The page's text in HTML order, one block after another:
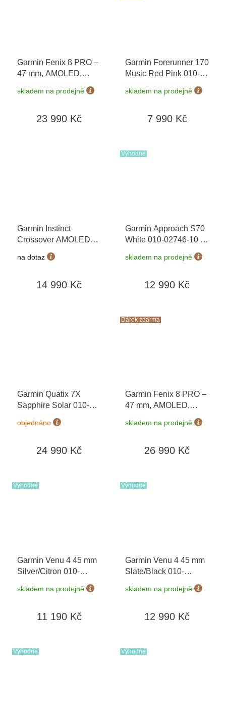
Garmin Fenix 8 PRO –
47 mm, AMOLED,
Black/Pebble Grey
skladem na prodejně
23 990 Kč
Garmin Forerunner 170
Music Red Pink 010-
+ možnost
výměny do 90 dní
skladem na prodejně
7 990 Kč
Garmin Instinct
Crossover AMOLED
Bronze/Sunburst 010-
03398-01
na dotaz
14 990 Kč
Výhodné
Garmin Approach S70
White 010-02746-10 +
možnost výměny do 90
dní
skladem na prodejně
12 990 Kč
Garmin Quatix 7X
Sapphire Solar 010-
02541-61 + náhradní
řemínek
objednáno
24 990 Kč
Dárek zdarma
Garmin Fenix 8 PRO –
47 mm, AMOLED,
grey/Chestnut 010-
řemínek + Topo Czech
hodnotě 1290,-
skladem na prodejně
26 990 Kč
Výhodné
Garmin Venu 4 45 mm
Silver/Citron 010-
skladem na prodejně
11 190 Kč
Výhodné
Garmin Venu 4 45 mm
Slate/Black 010-
03014-03 + náhradní
řemínek
skladem na prodejně
12 990 Kč
Výhodné Výhodné